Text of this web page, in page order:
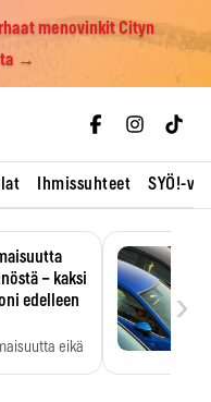
menovinkit Cityn
→
Ihmissuhteet SYÖ!-
– kaksi
edelleen
eikä
›